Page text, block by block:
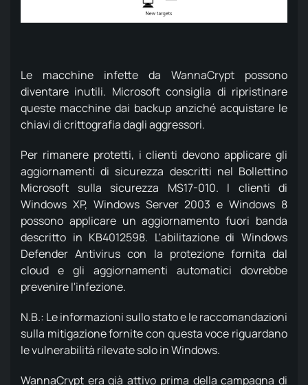
Le macchine infette da WannaCrypt possono
diventare inutili. Microsoft consiglia di ripristinare
queste macchine dai backup anziché acquistare le
chiavi di crittografia dagli aggressori.
Per rimanere protetti, i clienti devono applicare gli
aggiornamenti di sicurezza descritti nel Bollettino
Microsoft sulla sicurezza MS17-010. I clienti di
Windows XP, Windows Server 2003 e Windows 8
possono applicare un aggiornamento fuori banda
descritto in KB4012598. L'abilitazione di Windows
Defender Antivirus con la protezione fornita dal
cloud e gli aggiornamenti automatici dovrebbe
prevenire l'infezione.
N.B.: Le informazioni sullo stato e le raccomandazioni
sulla mitigazione fornite con questa voce riguardano
le vulnerabilità rilevate solo in Windows.
WannaCrypt era già attivo prima della campagna di